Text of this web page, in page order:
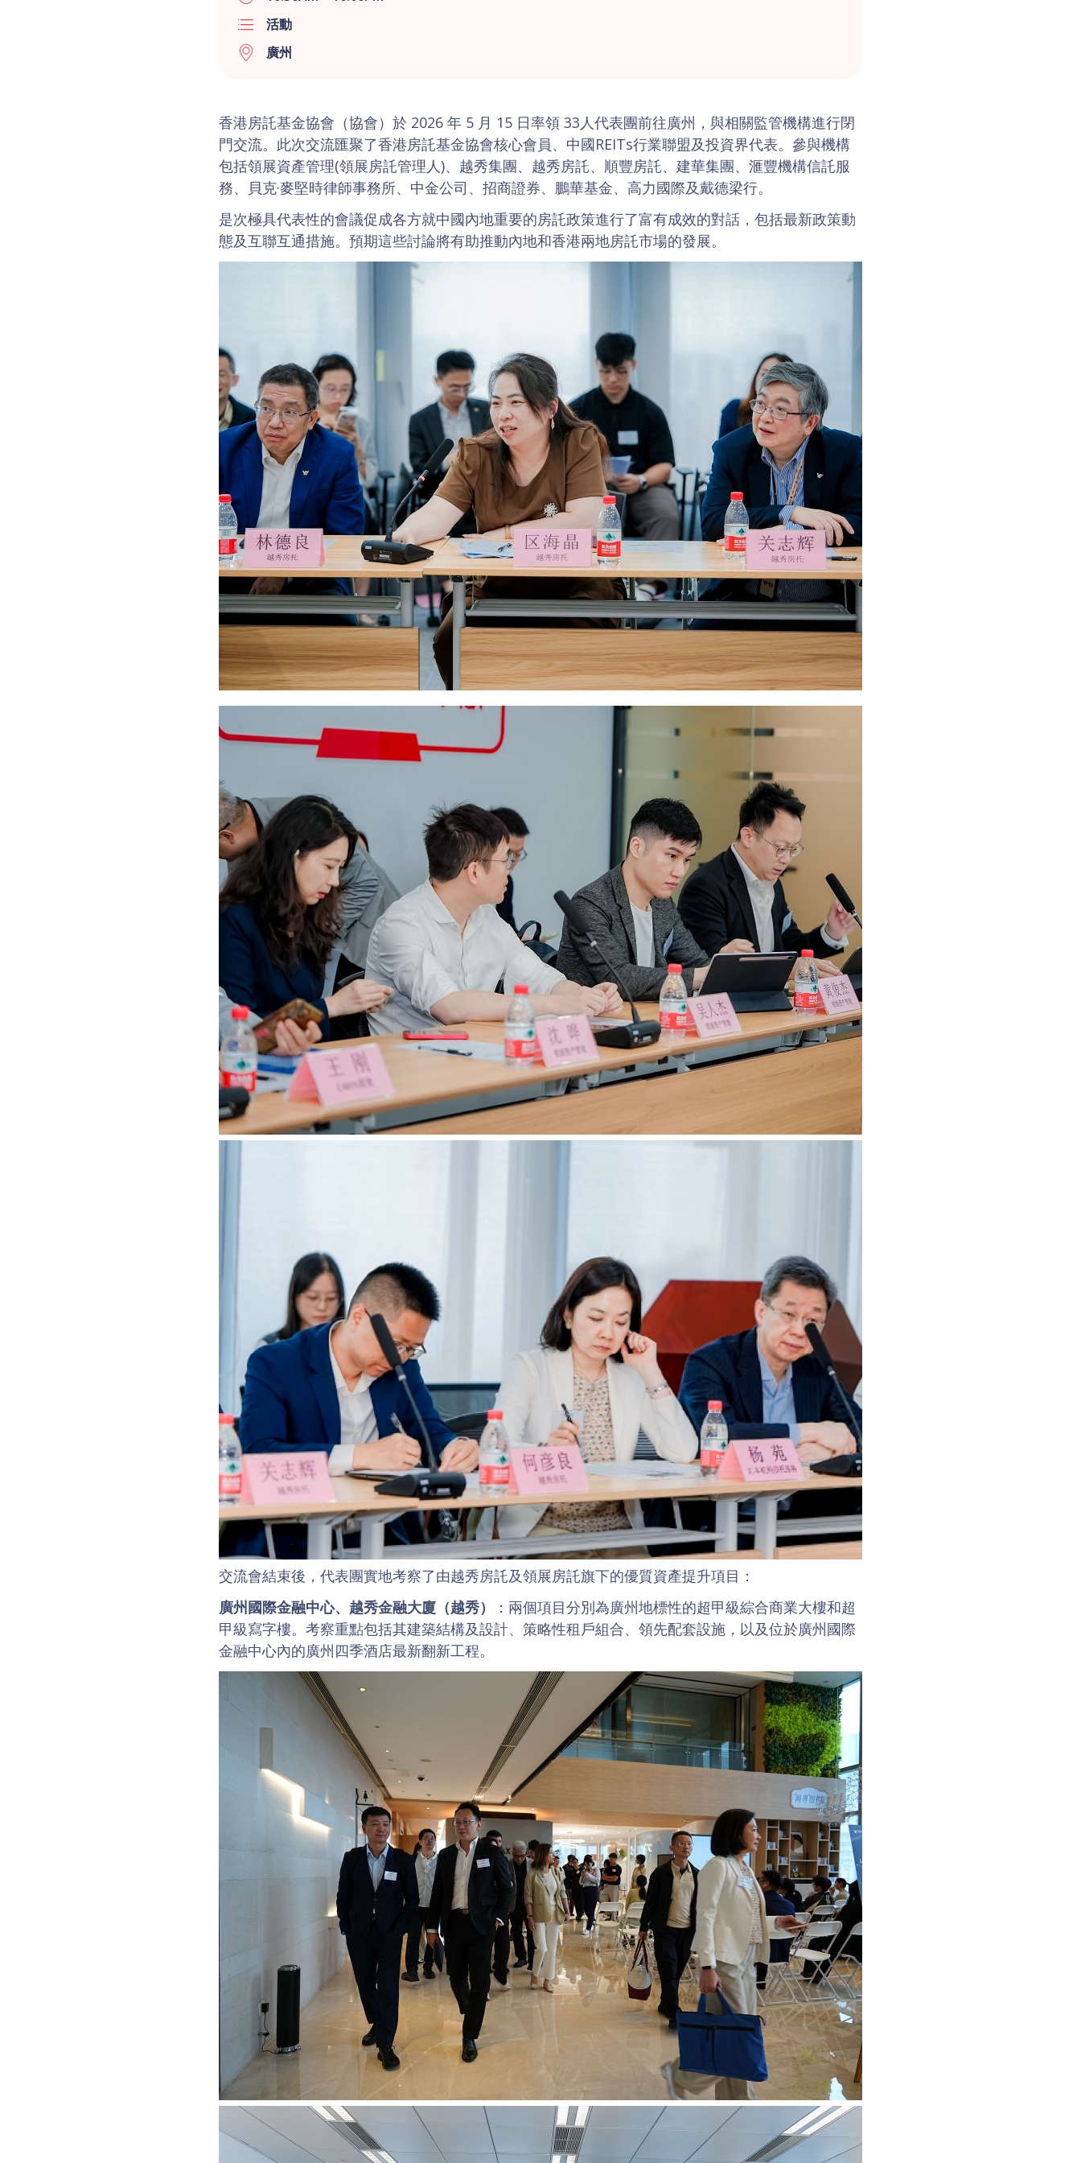
活動
廣州
香港房託基金協會（協會）於 2026 年 5 月 15 日率領 33人代表團前往廣州，與相關監管機構進行閉
門交流。此次交流匯聚了香港房託基金協會核心會員、中國REITs行業聯盟及投資界代表。參與機構
包括領展資產管理(領展房託管理人)、越秀集團、越秀房託、順豐房託、建華集團、滙豐機構信託服
務、貝克·麥堅時律師事務所、中金公司、招商證券、鵬華基金、高力國際及戴德梁行。
是次極具代表性的會議促成各方就中國內地重要的房託政策進行了富有成效的對話，包括最新政策動
態及互聯互通措施。預期這些討論將有助推動內地和香港兩地房託市場的發展。
交流會結束後，代表團實地考察了由越秀房託及領展房託旗下的優質資產提升項目：
廣州國際金融中心、越秀金融大廈（越秀）
：兩個項目分別為廣州地標性的超甲級綜合商業大樓和超
甲級寫字樓。考察重點包括其建築結構及設計、策略性租戶組合、領先配套設施，以及位於廣州國際
金融中心內的廣州四季酒店最新翻新工程。